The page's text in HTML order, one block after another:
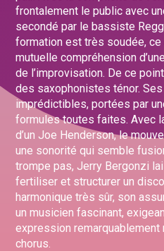
frontalement le public avec
secondé par le bassiste
formation est très soudée,
mutuelle compréhension
de l’improvisation. De ce
des saxophonistes ténor.
imprédictibles, portées par
formules toutes faites. Avec
d’un Joe Henderson, le
une sonorité qui semble
trompe pas, Jerry Bergonzi
fertiliser et structurer un
harmonique très sûr, son
un musicien fascinant,
expression remarquablement
chorus.